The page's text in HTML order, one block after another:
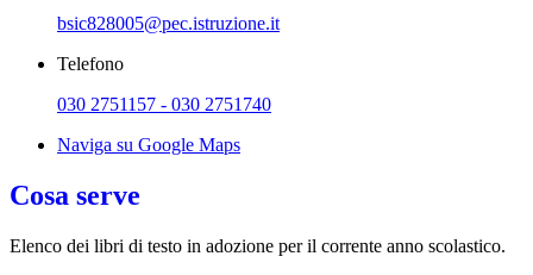
bsic828005@pec.istruzione.it
Telefono
030 2751157 - 030 2751740
Naviga su Google Maps
Cosa serve
Elenco dei libri di testo in adozione per il corrente anno scolastico.